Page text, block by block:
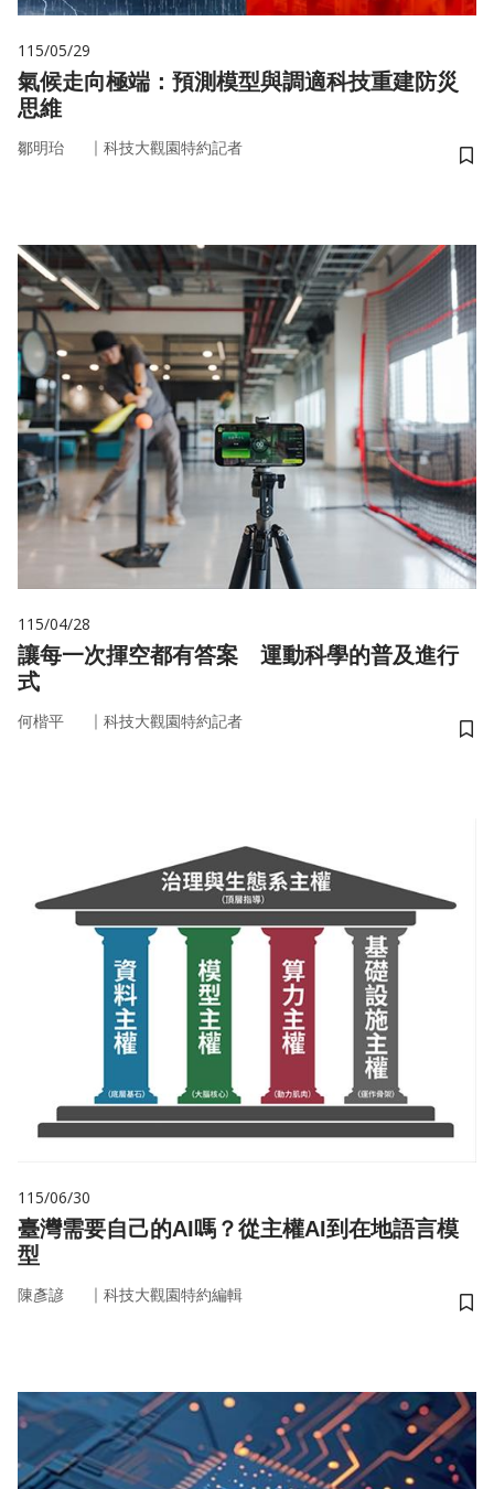
115/05/29
氣候走向極端：預測模型與調適科技重建防災
思維
鄒明珆 ｜ 科技大觀園特約記者
儲
115/04/28
讓每一次揮空都有答案 運動科學的普及進行
式
何楷平 ｜ 科技大觀園特約記者
儲
115/06/30
臺灣需要自己的AI嗎？從主權AI到在地語言模
型
陳彥諺 ｜ 科技大觀園特約編輯
儲